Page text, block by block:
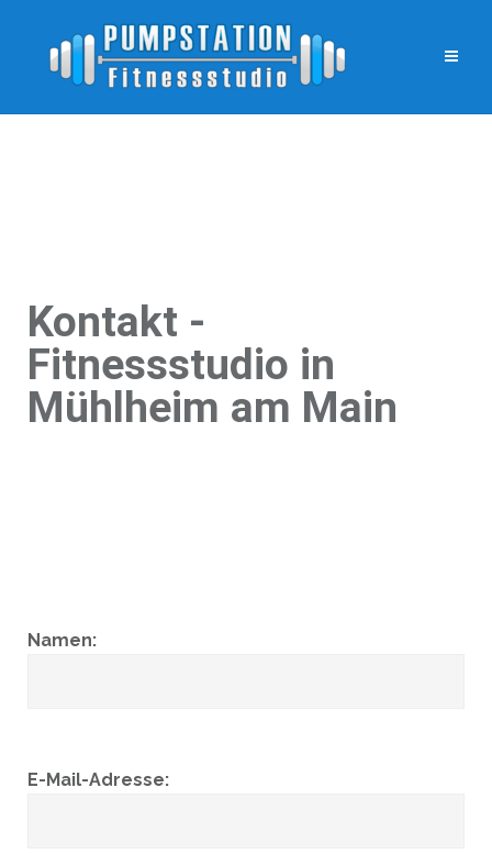
Kontakt -
Fitnessstudio in
Mühlheim am Main
Namen:
E-Mail-Adresse: